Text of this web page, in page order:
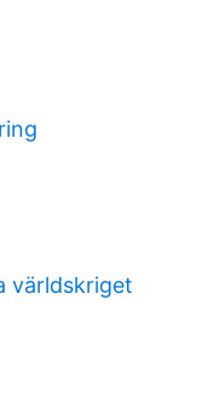
världskriget